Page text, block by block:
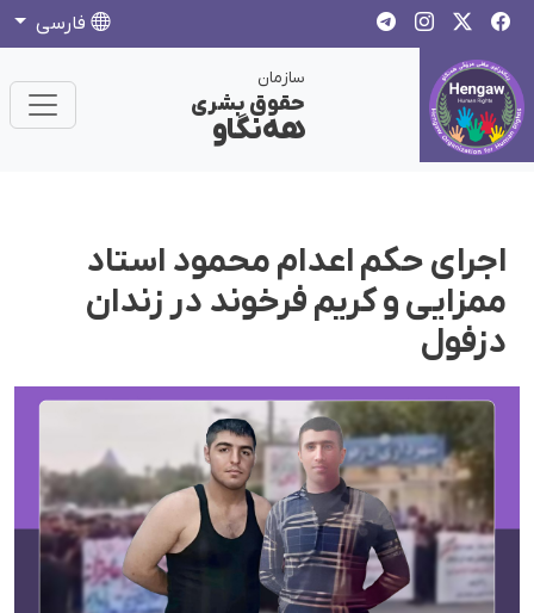
فارسی
سازمان
حقوق بشری
هەنگاو
اجرای حکم اعدام محمود استاد
ممزایی و کریم فرخوند در زندان
دزفول